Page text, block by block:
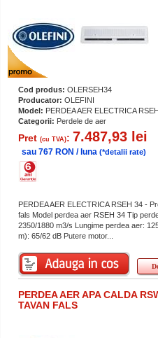
Cod produs: OLERSEH34
Producator: OLEFINI
Model: PERDEA AER ELECTRICA
Categorii: Perdele de aer
Pret (cu TVA): 7.487,93 lei
sau 767 RON / luna (*detalii rate)
PERDEA AER ELECTRICA RSEH 34 -
fals Model perdea aer RSEH 34 Tip
2350/1880 m3/s Lungime perdea aer:
m): 65/62 dB Putere motor...
PERDEA AER APA CALDA
TAVAN FALS